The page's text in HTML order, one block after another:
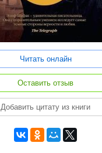
Читать онлайн
Оставить отзыв
Добавить цитату из книги